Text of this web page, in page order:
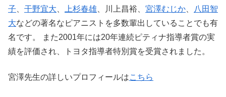
子
干野宜大 上杉春雄 、川上昌裕、 宮澤むじか
八田智
大などの著名なピアニストを多数輩出していることでも有
名です。 また2001年には20年連続ピティナ指導者賞の実
績を評価され、トヨタ指導者特別賞を受賞されました。
宮澤先生の詳しいプロフィールはこちら